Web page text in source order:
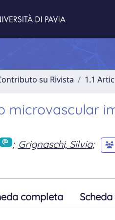
su Rivista 1.1
microvascular
; Grignaschi, Silvia;
completa